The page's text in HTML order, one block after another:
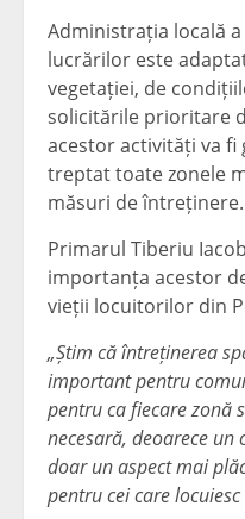
Administrația locală
lucrărilor este
vegetației, de
solicitările prioritare
acestor activități va fi
treptat toate zonele
măsuri de întreținere.
Primarul Tiberiu
importanța acestor
vieții locuitorilor din
„Știm că întreținerea
important pentru
pentru ca fiecare zonă
necesară, deoarece
doar un aspect mai
pentru cei care